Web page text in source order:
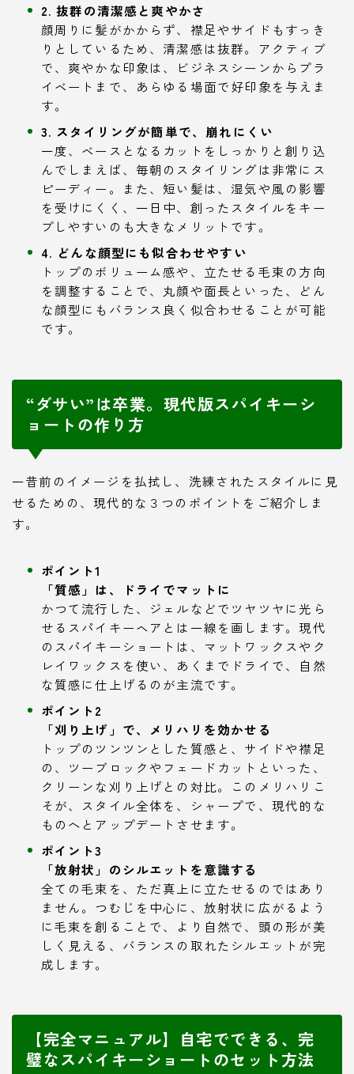
2. 抜群の清潔感と爽やかさ
顔周りに髪がかからず、襟足やサイドもすっき
りとしているため、清潔感は抜群。アクティブ
で、爽やかな印象は、ビジネスシーンからプラ
イベートまで、あらゆる場面で好印象を与えま
す。
3. スタイリングが簡単で、崩れにくい
一度、ベースとなるカットをしっかりと創り込
んでしまえば、毎朝のスタイリングは非常にス
ピーディー。また、短い髪は、湿気や風の影響
を受けにくく、一日中、創ったスタイルをキー
プしやすいのも大きなメリットです。
4. どんな顔型にも似合わせやすい
トップのボリューム感や、立たせる毛束の方向
を調整することで、丸顔や面長といった、どん
な顔型にもバランス良く似合わせることが可能
です。
“ダサい”は卒業。現代版スパイキーシ
ョートの作り方
一昔前のイメージを払拭し、洗練されたスタイルに見
せるための、現代的な３つのポイントをご紹介しま
す。
ポイント1
「質感」は、ドライでマットに
かつて流行した、ジェルなどでツヤツヤに光ら
せるスパイキーヘアとは一線を画します。現代
のスパイキーショートは、マットワックスやク
レイワックスを使い、あくまでドライで、自然
な質感に仕上げるのが主流です。
ポイント2
「刈り上げ」で、メリハリを効かせる
トップのツンツンとした質感と、サイドや襟足
の、ツーブロックやフェードカットといった、
クリーンな刈り上げとの対比。このメリハリこ
そが、スタイル全体を、シャープで、現代的な
ものへとアップデートさせます。
ポイント3
「放射状」のシルエットを意識する
全ての毛束を、ただ真上に立たせるのではあり
ません。つむじを中心に、放射状に広がるよう
に毛束を創ることで、より自然で、頭の形が美
しく見える、バランスの取れたシルエットが完
成します。
【完全マニュアル】自宅でできる、完
璧なスパイキーショートのセット方法